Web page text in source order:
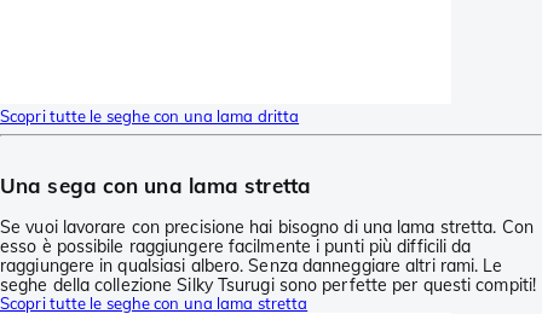
Scopri tutte le seghe con una lama dritta
Una sega con una lama stretta
Se vuoi lavorare con precisione hai bisogno di una lama stretta. Con
esso è possibile raggiungere facilmente i punti più difficili da
raggiungere in qualsiasi albero. Senza danneggiare altri rami. Le
seghe della collezione Silky Tsurugi sono perfette per questi compiti!
Scopri tutte le seghe con una lama stretta